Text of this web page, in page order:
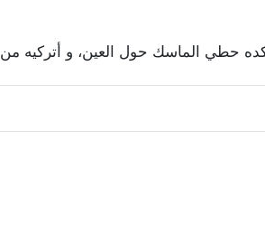
من 10 ل 20 دقيقة و بعد كده شيليه ودلكي بشرتك بالسائل المتبقي عليها